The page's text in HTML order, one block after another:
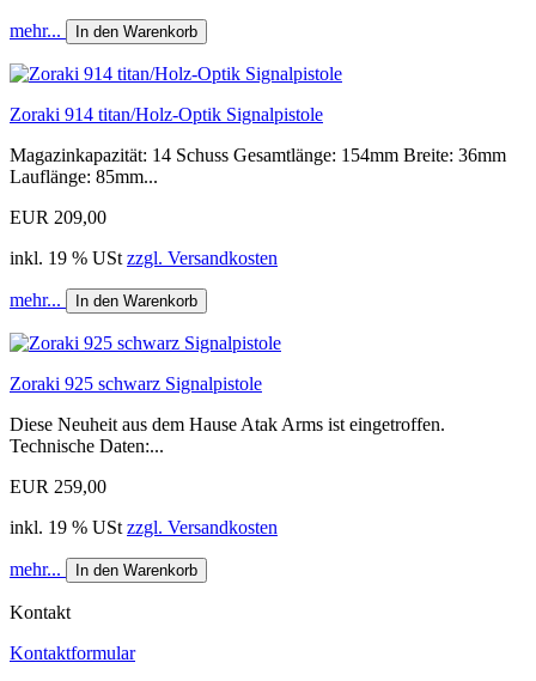
mehr... In den Warenkorb
Zoraki 914 titan/Holz-Optik Signalpistole
Magazinkapazität: 14 Schuss Gesamtlänge: 154mm Breite: 36mm
Lauflänge: 85mm...
EUR 209,00
inkl. 19 % USt zzgl. Versandkosten
mehr... In den Warenkorb
Zoraki 925 schwarz Signalpistole
Diese Neuheit aus dem Hause Atak Arms ist eingetroffen.
Technische Daten:...
EUR 259,00
inkl. 19 % USt zzgl. Versandkosten
mehr... In den Warenkorb
Kontakt
Kontaktformular